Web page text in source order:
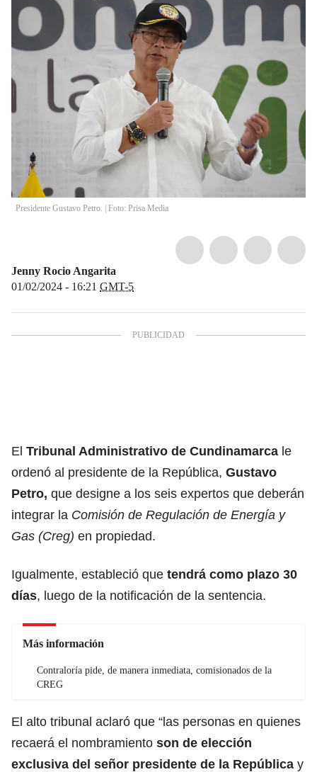
Presidente Gustavo Petro. | Foto: Prisa Media
Jenny Rocio Angarita
01/02/2024 - 16:21 GMT-5
El Tribunal Administrativo de Cundinamarca le
ordenó al presidente de la República, Gustavo
Petro, que designe a los seis expertos que deberán
integrar la Comisión de Regulación de Energía y
Gas (Creg) en propiedad.
Igualmente, estableció que tendrá como plazo 30
días, luego de la notificación de la sentencia.
Más información
Contraloría pide, de manera inmediata, comisionados de la
CREG
El alto tribunal aclaró que “las personas en quienes
recaerá el nombramiento son de elección
exclusiva del señor presidente de la República y